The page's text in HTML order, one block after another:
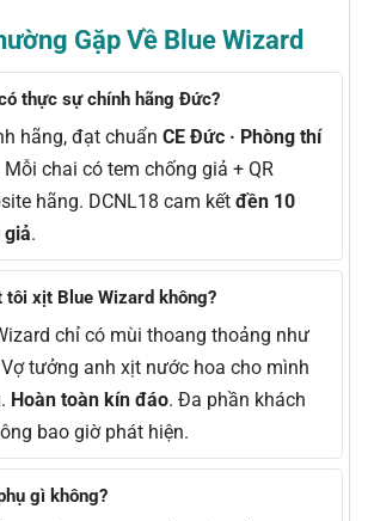
Gặp Về Blue Wizard
thực sự chính hãng Đức?
hãng, đạt chuẩn CE Đức · Phòng thí
Mỗi chai có tem chống giả + QR
hãng. DCNL18 cam kết đền 10
giả.
xịt Blue Wizard không?
chỉ có mùi thoang thoảng như
tưởng anh xịt nước hoa cho mình
Hoàn toàn kín đáo. Đa phần khách
bao giờ phát hiện.
gì không?